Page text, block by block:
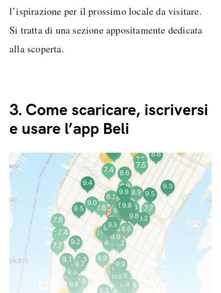
l’ispirazione per il prossimo locale da visitare.
Si tratta di una sezione appositamente dedicata
alla scoperta.
3. Come scaricare, iscriversi
e usare l’app Beli